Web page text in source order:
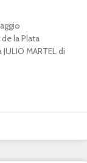
la Plata
JULIO MARTEL di